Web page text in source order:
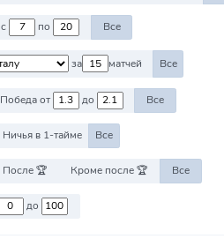
Против команд с по Все
за матчей Все
Победа от до Все
Ничья в 1-тайме Все
После 🏆 Кроме после 🏆 Все
до